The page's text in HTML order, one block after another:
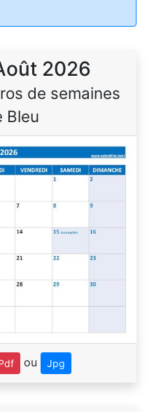
2026
de semaines
Bleu
ou Jpg